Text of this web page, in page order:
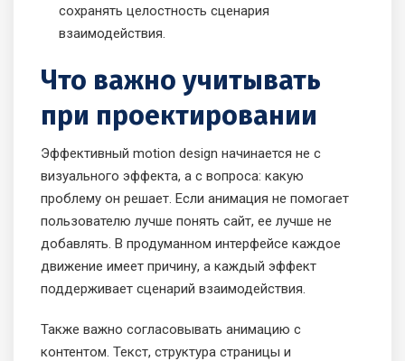
сохранять целостность сценария
взаимодействия.
Что важно учитывать
при проектировании
Эффективный motion design начинается не с
визуального эффекта, а с вопроса: какую
проблему он решает. Если анимация не помогает
пользователю лучше понять сайт, ее лучше не
добавлять. В продуманном интерфейсе каждое
движение имеет причину, а каждый эффект
поддерживает сценарий взаимодействия.
Также важно согласовывать анимацию с
контентом. Текст, структура страницы и